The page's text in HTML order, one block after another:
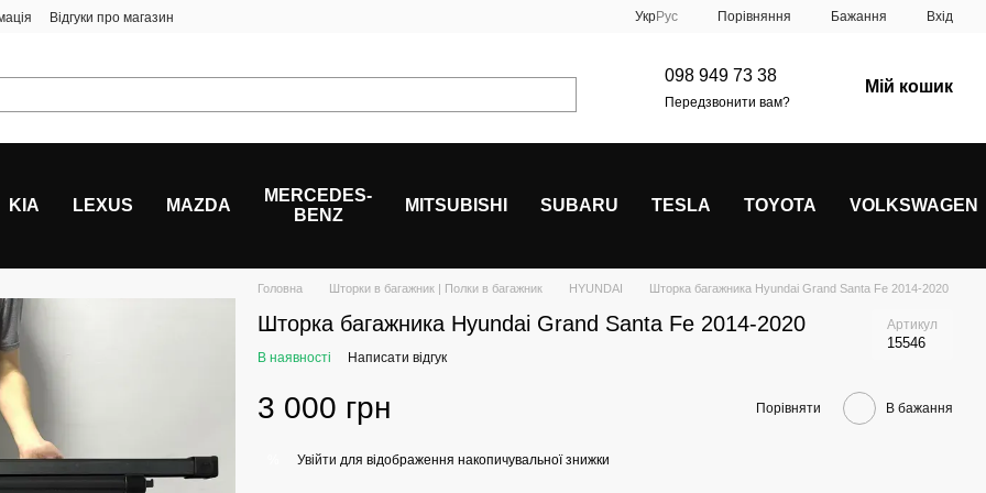
Відгуки про магазин УкрРус Порівняння Бажання Вхід
098 949 73 38
Передзвонити вам?
Мій кошик
KIA LEXUS MAZDA
MERCEDES-
BENZ
MITSUBISHI SUBARU TESLA TOYOTA VOLKSWAGEN
Головна Шторки в багажник | Полки в багажник HYUNDAI Шторка багажника Hyundai Grand Santa Fe 2014-2020
Шторка багажника Hyundai Grand Santa Fe 2014-2020 Артикул
15546
В наявності Написати відгук
3 000 грн Порівняти В бажання
Увійти для відображення накопичувальної знижки